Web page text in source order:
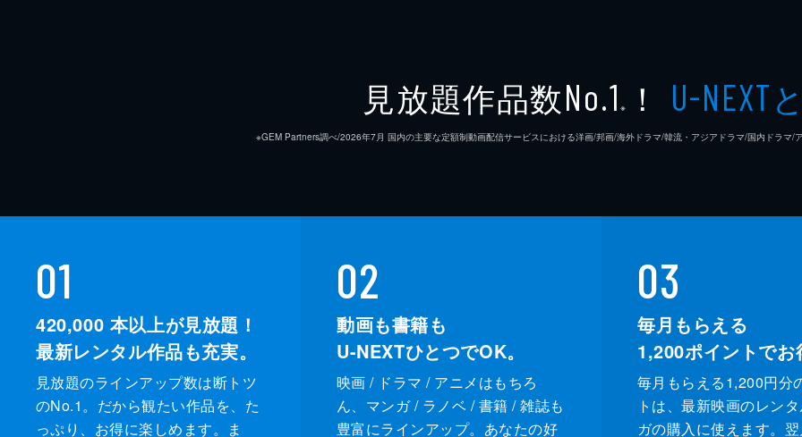
見放題作品数No.1 ※ ！ U-NEXT
※GEM Partners調べ/2026年7⽉ 国内の主要な定額制動画配信サービスにおける洋画/邦画/海外ドラマ/韓流・アジアドラマ/国内ドラマ/
01
420,000 本以上が見放題！
最新レンタル作品も充実。
見放題のラインアップ数は断トツ
のNo.1。だから観たい作品を、た
っぷり、お得に楽しめます。ま
02
動画も書籍も
U-NEXTひとつでOK。
映画 / ドラマ / アニメはもちろ
ん、マンガ / ラノベ / 書籍 / 雑誌も
豊富にラインアップ。あなたの好
03
毎月もらえる
1,200ポイントでお
毎月もらえる1,200円分
トは、最新映画のレン
ガの購入に使えます。